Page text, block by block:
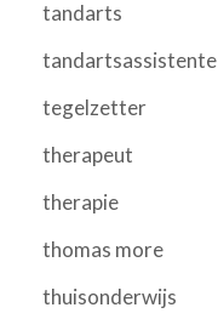
tandarts
tandartsassistente
tegelzetter
therapeut
therapie
thomas more
thuisonderwijs